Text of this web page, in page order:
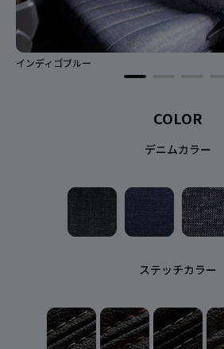
インディゴブルー
COLOR
デニムカラー
ステッチカラー